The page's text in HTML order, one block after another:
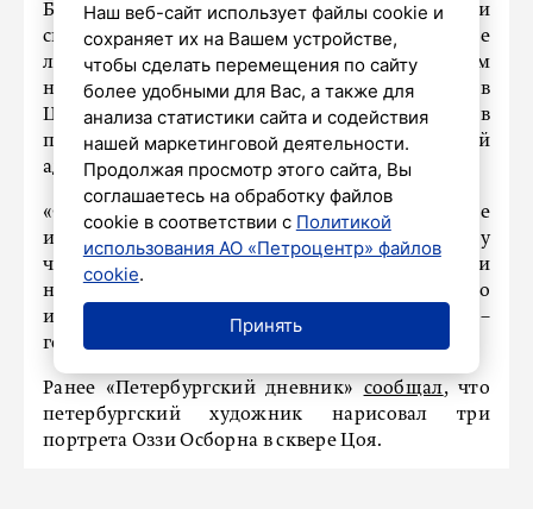
Болельщики московского «Спартака» оставили
свой след в Петербурге: символику и название
любимой команды они варварским способом
нанесли на ограждение гимназии №171 в
Центральном районе, сообщили сегодня в
пресс-службе Государственной
административно-технической инспекции.
«Однако посторонние графические
изображения долго не продержались, потому
что инспекторы ГАТИ оперативно выявили
нарушение и проконсультировали школу, что
их надо как можно быстрее удалить», –
говорится в сообщении.
Ранее «Петербургский дневник» сообщал, что
петербургский художник нарисовал три
портрета Оззи Осборна в сквере Цоя.
Наш веб-сайт использует файлы cookie и
сохраняет их на Вашем устройстве,
чтобы сделать перемещения по сайту
более удобными для Вас, а также для
анализа статистики сайта и содействия
нашей маркетинговой деятельности.
Продолжая просмотр этого сайта, Вы
соглашаетесь на обработку файлов
cookie в соответствии с Политикой
использования АО «Петроцентр» файлов
cookie.
Принять